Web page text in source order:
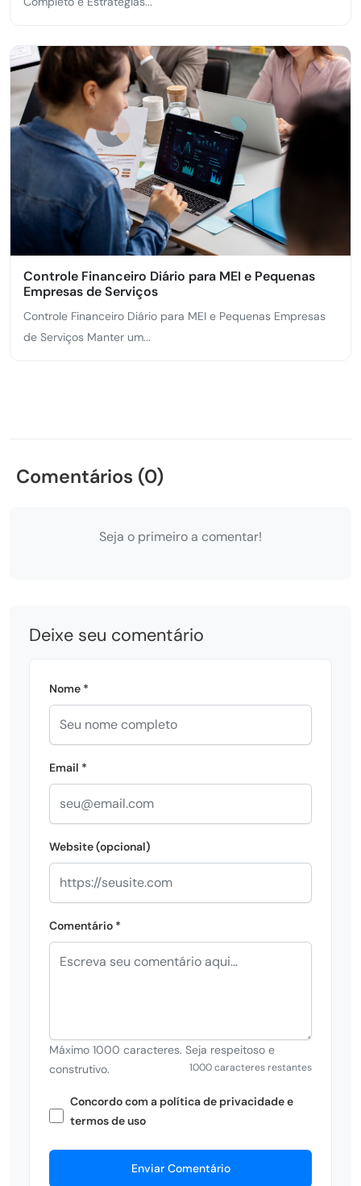
Controle Financeiro Diário para MEI e Pequenas
Empresas de Serviços
Controle Financeiro Diário para MEI e Pequenas Empresas
de Serviços Manter um...
Comentários (0)
Seja o primeiro a comentar!
Deixe seu comentário
Nome *
Email *
Website (opcional)
Comentário *
Máximo 1000 caracteres. Seja respeitoso e
construtivo.
1000 caracteres restantes
Concordo com a política de privacidade e
termos de uso
Enviar Comentário